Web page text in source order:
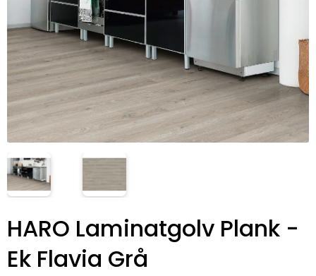
HARO Laminatgolv Plank -
Ek Flavia Grå